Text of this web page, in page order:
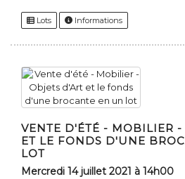
Lots Informations
VENTE D'ÉTÉ - MOBILIER -
ET LE FONDS D'UNE
LOT
mercredi 14 juillet 2021 à 14h00